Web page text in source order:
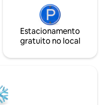
Estacionamento
gratuito no local